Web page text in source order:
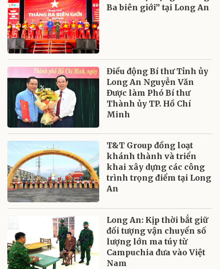
Ba biên giới” tại Long An
Điều động Bí thư Tỉnh ủy
Long An Nguyễn Văn
Được làm Phó Bí thư
Thành ủy TP. Hồ Chí
Minh
T&T Group đồng loạt
khánh thành và triển
khai xây dựng các công
trình trọng điểm tại Long
An
Long An: Kịp thời bắt giữ
đối tượng vận chuyển số
lượng lớn ma túy từ
Campuchia đưa vào Việt
Nam